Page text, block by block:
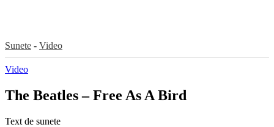
Sunete - Video
Video
The Beatles – Free As A Bird
Text de sunete